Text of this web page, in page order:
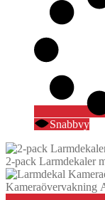
Snabbvy
2-pack Larmdekaler
Kameraövervakning